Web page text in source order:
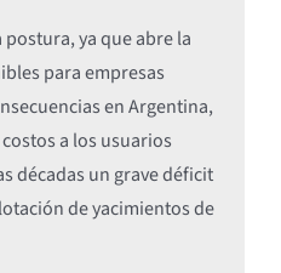
ya que abre la
para empresas
en Argentina,
a los usuarios
décadas un grave déficit
de yacimientos de